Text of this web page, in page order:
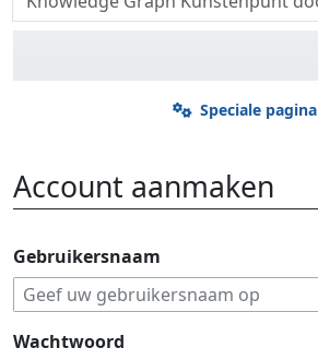
Speciale pagina
Account aanmaken
Gebruikersnaam
Wachtwoord